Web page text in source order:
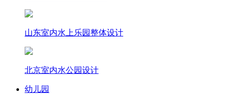
山东室内水上乐园整体设计
北京室内水公园设计
幼儿园